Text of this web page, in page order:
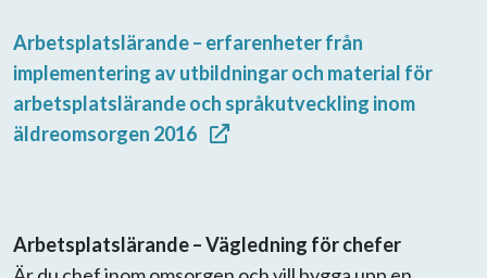
Arbetsplatslärande – erfarenheter från
implementering av utbildningar och material för
arbetsplatslärande och språkutveckling inom
äldreomsorgen 2016
Arbetsplatslärande – Vägledning för chefer